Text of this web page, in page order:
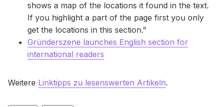
shows a map of the locations it found in the text.
If you highlight a part of the page first you only
get the locations in this section."
Gründerszene launches English section for
international readers
Weitere Linktipps zu lesenswerten Artikeln.